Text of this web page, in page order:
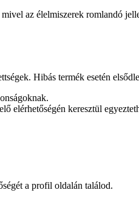
az élelmiszerek romlandó
Hibás termék esetén
elérhetőségén keresztül
a profil oldalán találod.